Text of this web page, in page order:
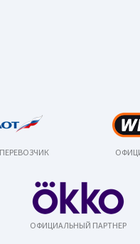
ОФИЦИАЛЬНЫЙ ПАРТНЕР